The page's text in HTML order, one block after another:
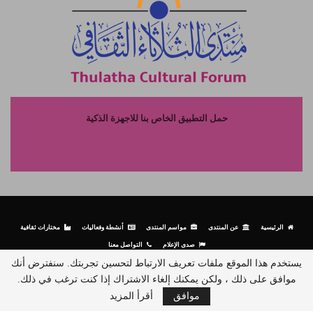
حمل التطبيق الخاص بنا للاجهزة الذكية
الرئيسية عن المنتدى مواسم المنتدى أنشطة وفعاليات مختارات ثقافية
صدى الإعلام التواصل معنا
© جميع الحقوق محفوظة لمنتدى الثلاثاء الثقافي - 2026.
يستخدم هذا الموقع ملفات تعريف الارتباط لتحسين تجربتك. سنفترض أنك
موافق على ذلك ، ولكن يمكنك إلغاء الاشتراك إذا كنت ترغب في ذلك.
موافق
أقرأ المزيد